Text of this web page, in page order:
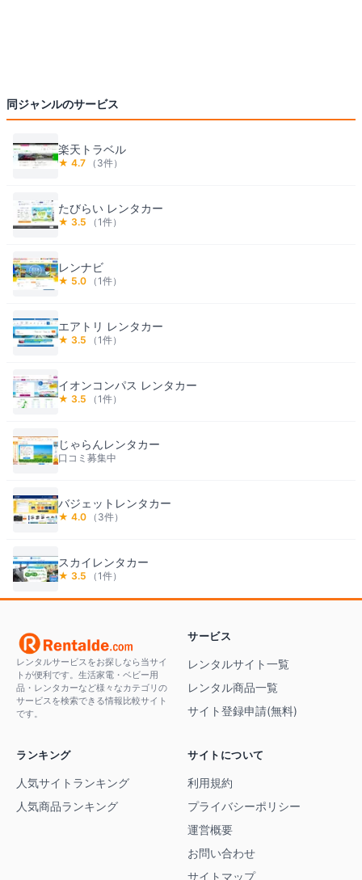
同ジャンルのサービス
楽天トラベル
★ 4.7 （ 3件）
たびらい レンタカー
★ 3.5 （1件）
レンナビ
★ 5.0 （1件）
エアトリ レンタカー
★ 3.5 （1件）
イオンコンパス レンタカー
★ 3.5 （1件）
じゃらんレンタカー
口コミ募集中
バジェットレンタカー
★ 4.0 （ 3件）
スカイレンタカー
★ 3.5 （1件）
レンタルサービスをお探しなら当サイ
トが便利です。生活家電・ベビー用
品・レンタカーなど様々なカテゴリの
サービスを検索できる情報比較サイト
です。
サービス
レンタルサイト一覧
レンタル商品一覧
サイト登録申請(無料)
ランキング
人気サイトランキング
人気商品ランキング
サイトについて
利用規約
プライバシーポリシー
運営概要
お問い合わせ
サイトマップ